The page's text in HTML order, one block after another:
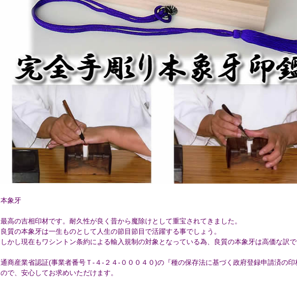
本象牙
最高の吉相印材です。耐久性が良く昔から魔除けとして重宝されてきました。
良質の本象牙は一生ものとして人生の節目節目で活躍する事でしょう。
しかし現在もワシントン条約による輸入規制の対象となっている為、良質の本象牙は高価な訳で
通商産業省認証(事業者番号Ｔ-４-２４-０００４０)の『種の保存法に基づく政府登録申請済の印
ので、安心してお求めいただけます。